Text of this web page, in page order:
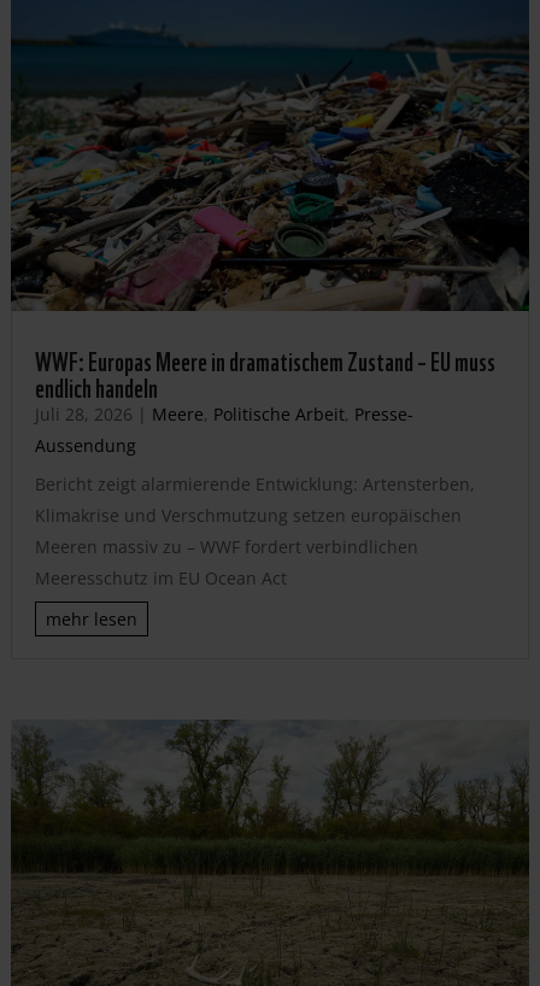
WWF: Europas Meere in dramatischem Zustand – EU muss
endlich handeln
Juli 28, 2026 | Meere, Politische Arbeit, Presse-
Aussendung
Bericht zeigt alarmierende Entwicklung: Artensterben,
Klimakrise und Verschmutzung setzen europäischen
Meeren massiv zu – WWF fordert verbindlichen
Meeresschutz im EU Ocean Act
mehr lesen